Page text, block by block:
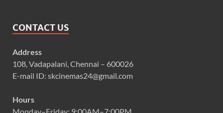
CONTACT US
Address
108, Vadapalani, Chennai – 600026
E-mail ID: skcinemas24@gmail.com
Hours